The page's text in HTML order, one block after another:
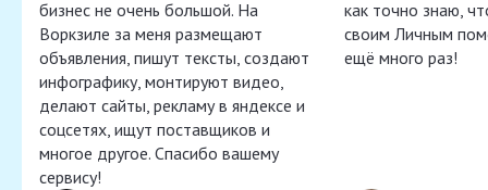
бизнес не очень большой. На
Воркзиле за меня размещают
объявления, пишут тексты, создают
инфографику, монтируют видео,
делают сайты, рекламу в яндексе и
соцсетях, ищут поставщиков и
многое другое. Спасибо вашему
сервису!
как точно знаю,
своим Личным
ещё много раз!